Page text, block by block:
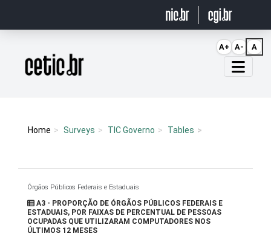
Página inicial
Home Surveys TIC Governo Tables
Órgãos Públicos Federais e Estaduais
A3 - PROPORÇÃO DE ÓRGÃOS PÚBLICOS FEDERAIS E
ESTADUAIS, POR FAIXAS DE PERCENTUAL DE PESSOAS
OCUPADAS QUE UTILIZARAM COMPUTADORES NOS
ÚLTIMOS 12 MESES
A+ A- A